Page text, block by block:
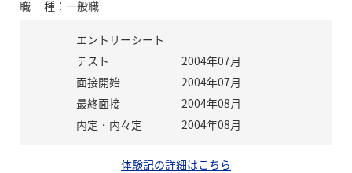
職種 ： 一般職
エントリーシート
テスト
2004年07月
面接開始
2004年07月
最終面接
2004年08月
内定・内々定
2004年08月
体験記の詳細はこちら